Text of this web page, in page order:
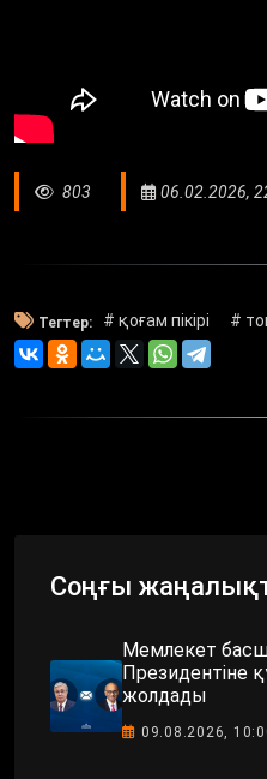
803 06.02.2026,
Тегтер: # қоғам пікірі #
Соңғы
Мемлекет
Президентіне
жолдады
09.08.2026,